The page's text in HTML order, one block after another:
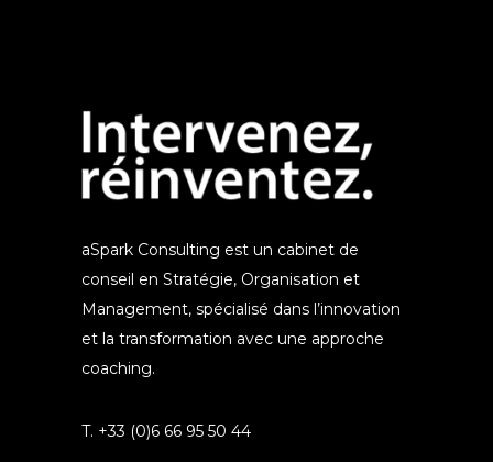
aSpark Consulting est un cabinet de
conseil en Stratégie, Organisation et
Management, spécialisé dans l’innovation
et la transformation avec une approche
coaching.
T. +33 (0)6 66 95 50 44